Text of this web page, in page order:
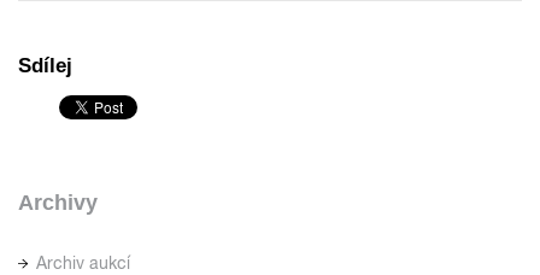
Sdílej
Archivy
Archiv aukcí